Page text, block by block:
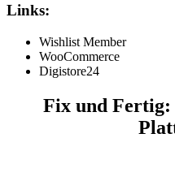
Links:
Wishlist Member
WooCommerce
Digistore24
Fix und Fertig: